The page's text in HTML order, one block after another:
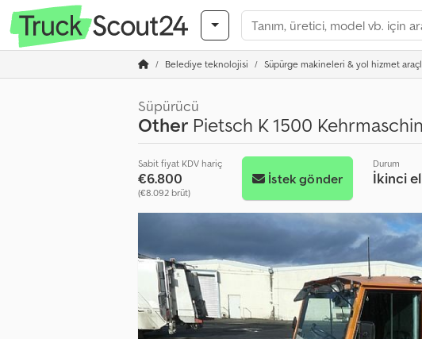
Belediye teknolojisi Süpürge makineleri & yol hizmet
Süpürücü
Other Pietsch K 1500
Sabit fiyat KDV hariç
€6.800
(€8.092 brüt)
İstek gönder
Durum
İkinci el